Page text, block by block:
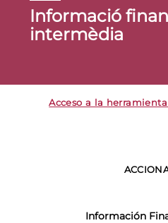
Informació
intermèdia
Acceso a la
Información